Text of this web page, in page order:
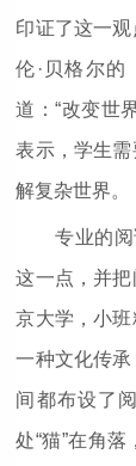
印证了这一
伦·贝格尔的
道：“改变世
表示，学生
解复杂世界。
专业的阅读
这一点，并
京大学，小
一种文化传
间都布设了
处“猫”在角